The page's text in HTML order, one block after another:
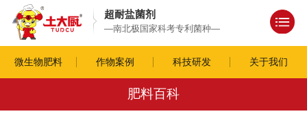
超耐盐菌剂
—南北极国家科考专利菌种—
微生物肥料 作物案例 科技研发 关于我们
肥料百科